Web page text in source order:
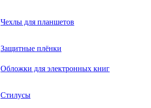
Чехлы для планшетов
Защитные плёнки
Обложки для электронных книг
Стилусы